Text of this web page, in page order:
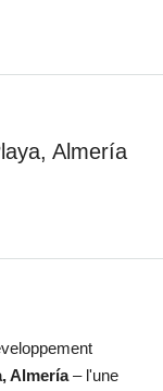
Almería
Almería– l'une